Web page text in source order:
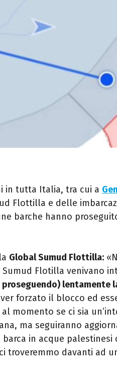
in tutta Italia, tra cui a
Flottilla e delle
barche hanno
Global Sumud Flottilla:
Flotilla venivano
lentamente
forzato il blocco ed
momento se ci sia
ma seguiranno
in acque palestinesi
troveremmo davanti ad